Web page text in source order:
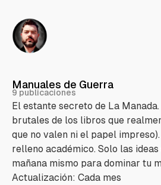
Manuales de Guerra
9 publicaciones
El estante secreto de La
brutales de los libros que
que no valen ni el papel
relleno académico. Solo las
mañana mismo para dominar tu
Actualización: Cada mes